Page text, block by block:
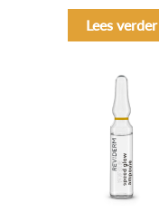
Lees verder